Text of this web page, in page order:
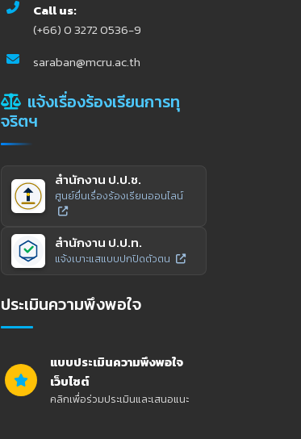
Call us:
(+66) 0 3272 0536-9
saraban@mcru.ac.th
แจ้งเรื่องร้องเรียนการทุ
จริตฯ
สำนักงาน ป.ป.ช.
ศูนย์ยื่นเรื่องร้องเรียนออนไลน์
สำนักงาน ป.ป.ท.
แจ้งเบาะแสแบบปกปิดตัวตน
ประเมินความพึงพอใจ
แบบประเมินความพึงพอใจ
เว็บไซต์
คลิกเพื่อร่วมประเมินและเสนอแนะ